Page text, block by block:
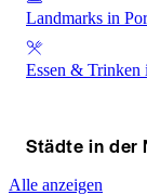
Landmarks in
Essen & Trinken
Städte in der
Alle anzeigen